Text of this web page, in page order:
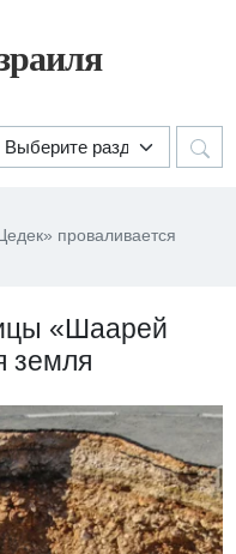
проваливается
«Шаарей
земля